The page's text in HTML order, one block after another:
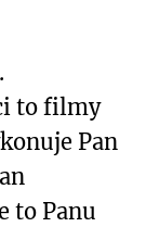
to filmy
Pan
to Panu